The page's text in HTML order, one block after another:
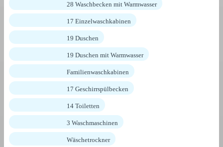
28 Waschbecken mit Warmwasser
17 Einzelwaschkabinen
19 Duschen
19 Duschen mit Warmwasser
Familienwaschkabinen
17 Geschirrspülbecken
14 Toiletten
3 Waschmaschinen
Wäschetrockner